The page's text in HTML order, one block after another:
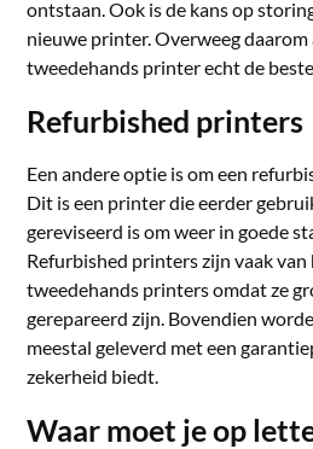
ontstaan. Ook is de kans op
nieuwe printer. Overweeg
tweedehands printer echt de
Refurbished printers
Een andere optie is om een
Dit is een printer die eerder
gereviseerd is om weer in goede
Refurbished printers zijn vaak
tweedehands printers omdat ze
gerepareerd zijn. Bovendien
meestal geleverd met een
zekerheid biedt.
Waar moet je op